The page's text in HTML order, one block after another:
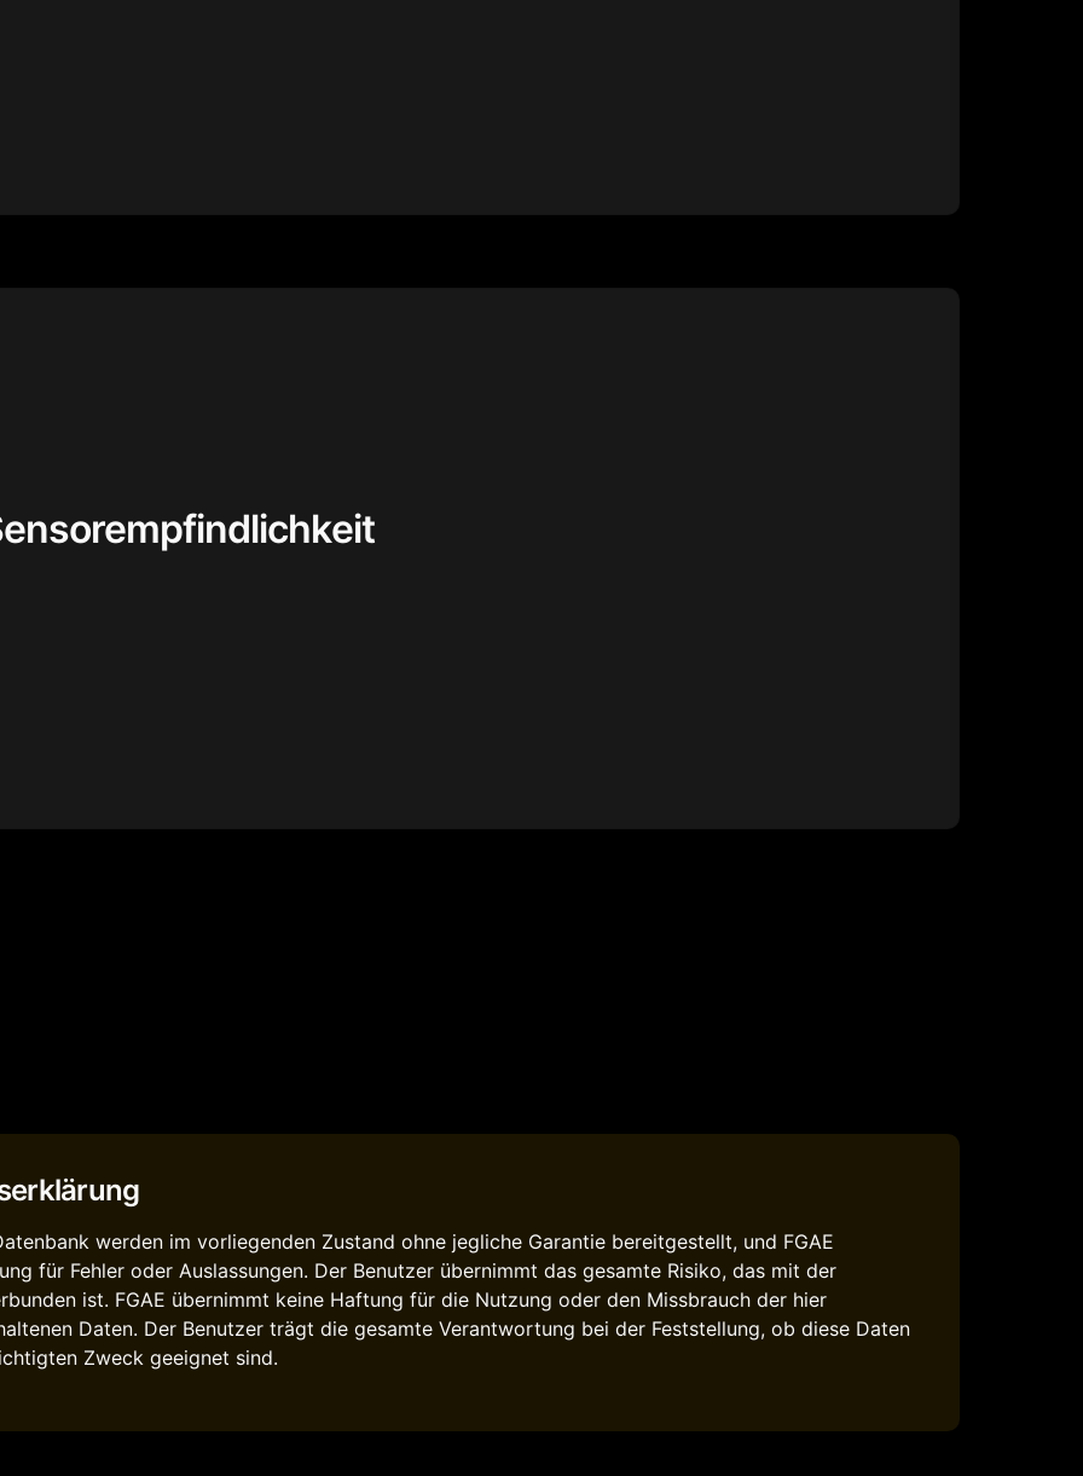
werden im vorliegenden Zustand ohne jegliche Garantie bereitgestellt, und FGAE
für Fehler oder Auslassungen. Der Benutzer übernimmt das gesamte Risiko, das mit der
ist. FGAE übernimmt keine Haftung für die Nutzung oder den Missbrauch der hier
Daten. Der Benutzer trägt die gesamte Verantwortung bei der Feststellung, ob diese Daten
Zweck geeignet sind.